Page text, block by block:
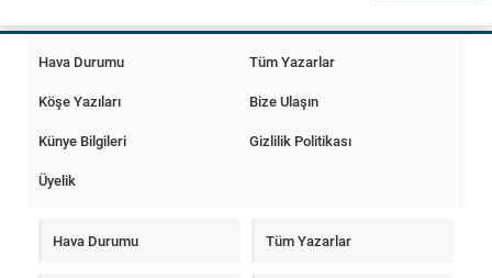
Hava Durumu
Tüm Yazarlar
Köşe Yazıları
Bize Ulaşın
Künye Bilgileri
Gizlilik Politikası
Üyelik
Hava Durumu Tüm Yazarlar